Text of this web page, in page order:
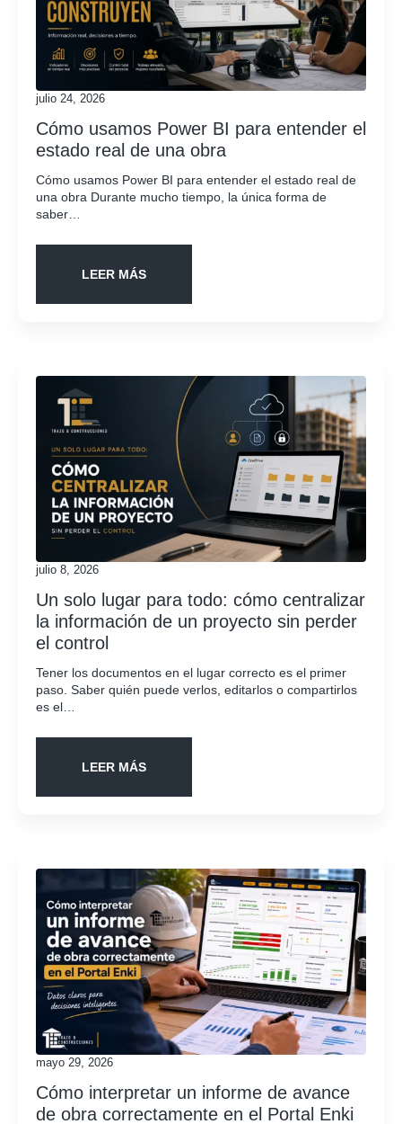
Cómo usamos Power BI para entender el
estado real de una obra
julio 24, 2026
Cómo usamos Power BI para entender el estado real de
una obra Durante mucho tiempo, la única forma de
saber…
LEER MÁS
Un solo lugar para todo: cómo centralizar
la información de un proyecto sin perder
el control
julio 8, 2026
Tener los documentos en el lugar correcto es el primer
paso. Saber quién puede verlos, editarlos o compartirlos
es el…
LEER MÁS
Cómo interpretar un informe de avance
de obra correctamente en el Portal Enki
mayo 29, 2026